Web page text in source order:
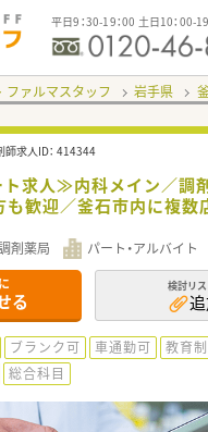
平日9：30-19：00 土日10：00-
ファルマスタッフ 岩手県
師求人ID： 414344
ト求人≫内科メイン／調
も歓迎／釜石市内に複数
剤薬局 パート・アルバイト
る
検討リ
ブランク可 車通勤可
教育
総合科目